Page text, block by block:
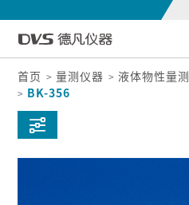
首页 量测仪器 液体物性量测
BK-356